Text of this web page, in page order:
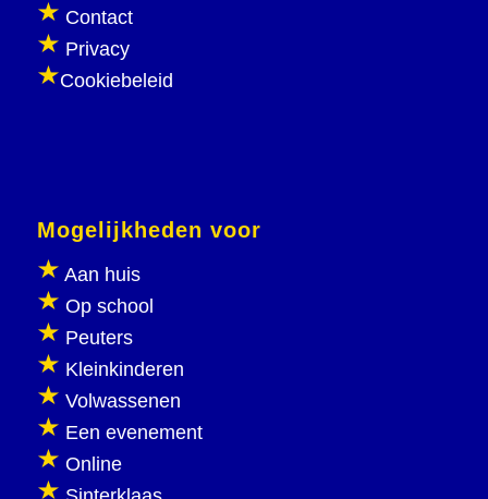
Contact
Privacy
Cookiebeleid
Mogelijkheden voor
Aan huis
Op school
Peuters
Kleinkinderen
Volwassenen
Een evenement
Online